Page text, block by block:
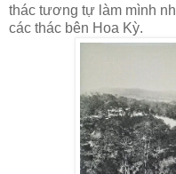
thác tương tự làm mình
các thác bên Hoa Kỳ.